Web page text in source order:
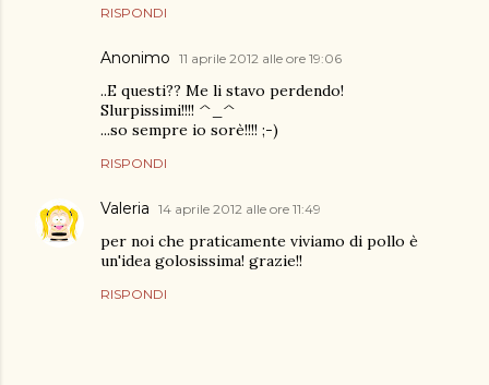
RISPONDI
Anonimo 11 aprile 2012 alle ore 19:06
..E questi?? Me li stavo perdendo!
Slurpissimi!!!! ^_^
...so sempre io sorè!!!! ;-)
RISPONDI
Valeria 14 aprile 2012 alle ore 11:49
per noi che praticamente viviamo di pollo è
un'idea golosissima! grazie!!
RISPONDI